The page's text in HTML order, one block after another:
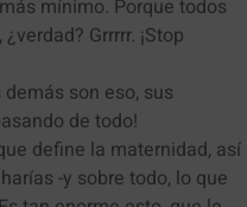
mínimo. Porque todos
Grrrrr. ¡Stop
son eso, sus
de todo!
define la maternidad, así
-y sobre todo, lo que